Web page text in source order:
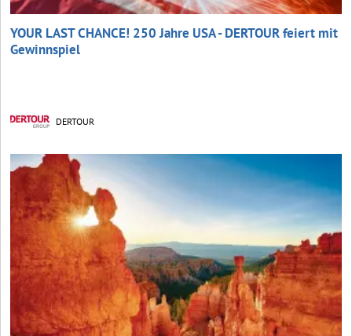
YOUR LAST CHANCE! 250 Jahre USA - DERTOUR feiert mit
Gewinnspiel
DERTOUR